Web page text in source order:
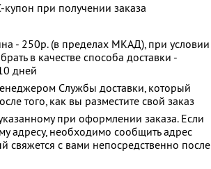
при получении заказа
- 250р. (в пределах МКАД), при условии
в качестве способа доставки -
дней
Службы доставки, который
того, как вы разместите свой заказ
при оформлении заказа. Если
адресу, необходимо сообщить адрес
свяжется с вами непосредственно после